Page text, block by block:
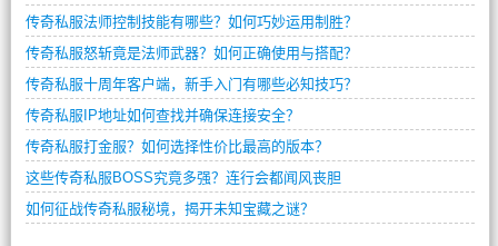
传奇私服法师控制技能有哪些？如何巧妙运用制胜？
传奇私服怒斩竟是法师武器？如何正确使用与搭配？
传奇私服十周年客户端，新手入门有哪些必知技巧？
传奇私服IP地址如何查找并确保连接安全？
传奇私服打金服？如何选择性价比最高的版本？
这些传奇私服BOSS究竟多强？连行会都闻风丧胆
如何征战传奇私服秘境，揭开未知宝藏之谜？